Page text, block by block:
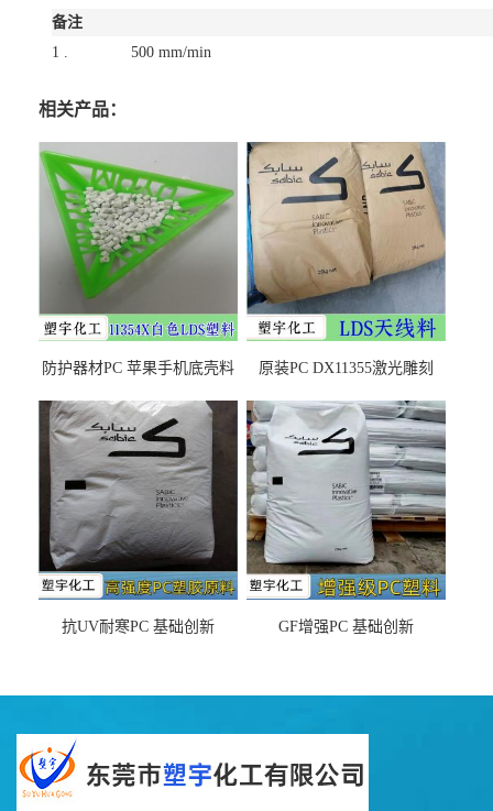
备注
1 .
500 mm/min
相关产品：
防护器材PC 苹果手机底壳料
之忧
原装PC DX11355激光雕刻
抗UV耐寒PC 基础创新
GF增强PC 基础创新